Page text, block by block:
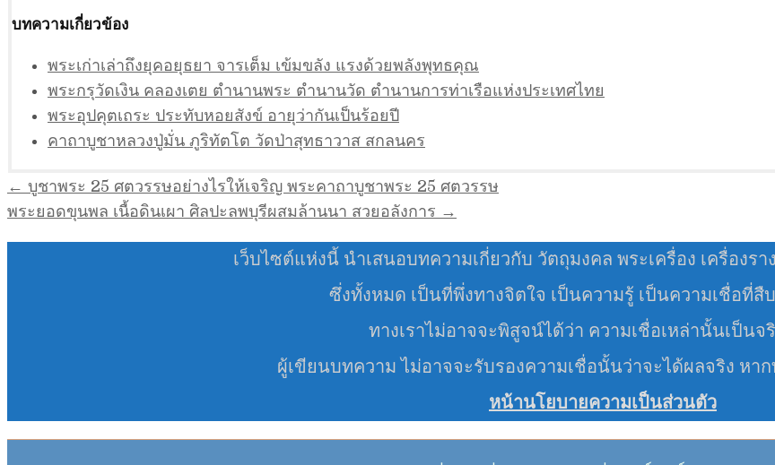
บทความเกี่ยวข้อง
พระเก่าเล่าถึงยุคอยุธยา จารเต็ม เข้มขลัง แรงด้วยพลังพุทธคุณ
พระกรุวัดเงิน คลองเตย ตำนานพระ ตำนานวัด ตำนานการท่าเรือแห่งประเทศไทย
พระอุปคุตเถระ ประทับหอยสังข์ อายุว่ากันเป็นร้อยปี
คาถาบูชาหลวงปู่มั่น ภูริทัตโต วัดป่าสุทธาวาส สกลนคร
แนะแนว
เรื่อง
← บูชาพระ 25 ศตวรรษอย่างไรให้เจริญ พระคาถาบูชาพระ 25 ศตวรรษ
พระยอดขุนพล เนื้อดินเผา ศิลปะลพบุรีผสมล้านนา สวยอลังการ →
เว็บไซต์แห่งนี้ นำเสนอบทความเกี่ยวกับ วัตถุมงคล พระเครื่อง เครื่องร
ซึ่งทั้งหมด เป็นที่พึ่งทางจิตใจ เป็นความรู้ เป็นความเชื่อที่
ทางเราไม่อาจจะพิสูจน์ได้ว่า ความเชื่อเหล่านั้นเป็นจ
ผู้เขียนบทความ ไม่อาจจะรับรองความเชื่อนั้นว่าจะได้ผลจริง ห
หน้านโยบายความเป็นส่วนตัว